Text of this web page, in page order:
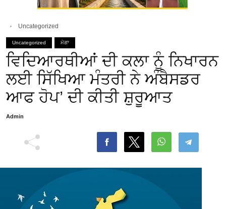
Uncategorized
Uncategorized ਮੋਗਾ
ਵਿਦਿਆਰਥੀਆਂ ਦੀ ਕਲਾ ਨੂੰ ਨਿਖਾਰਨ
ਲਈ ਸਿੱਖਿਆ ਮੰਤਰੀ ਨੇ ਅੰਬੈਸਡਰ
ਆਫ ਹੋਪ’ ਦੀ ਕੀਤੀ ਸ਼ੁਰੂਆਤ
Admin